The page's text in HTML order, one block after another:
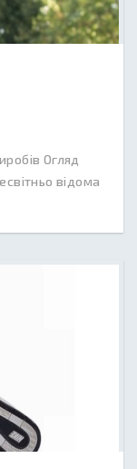
Огляд
відома